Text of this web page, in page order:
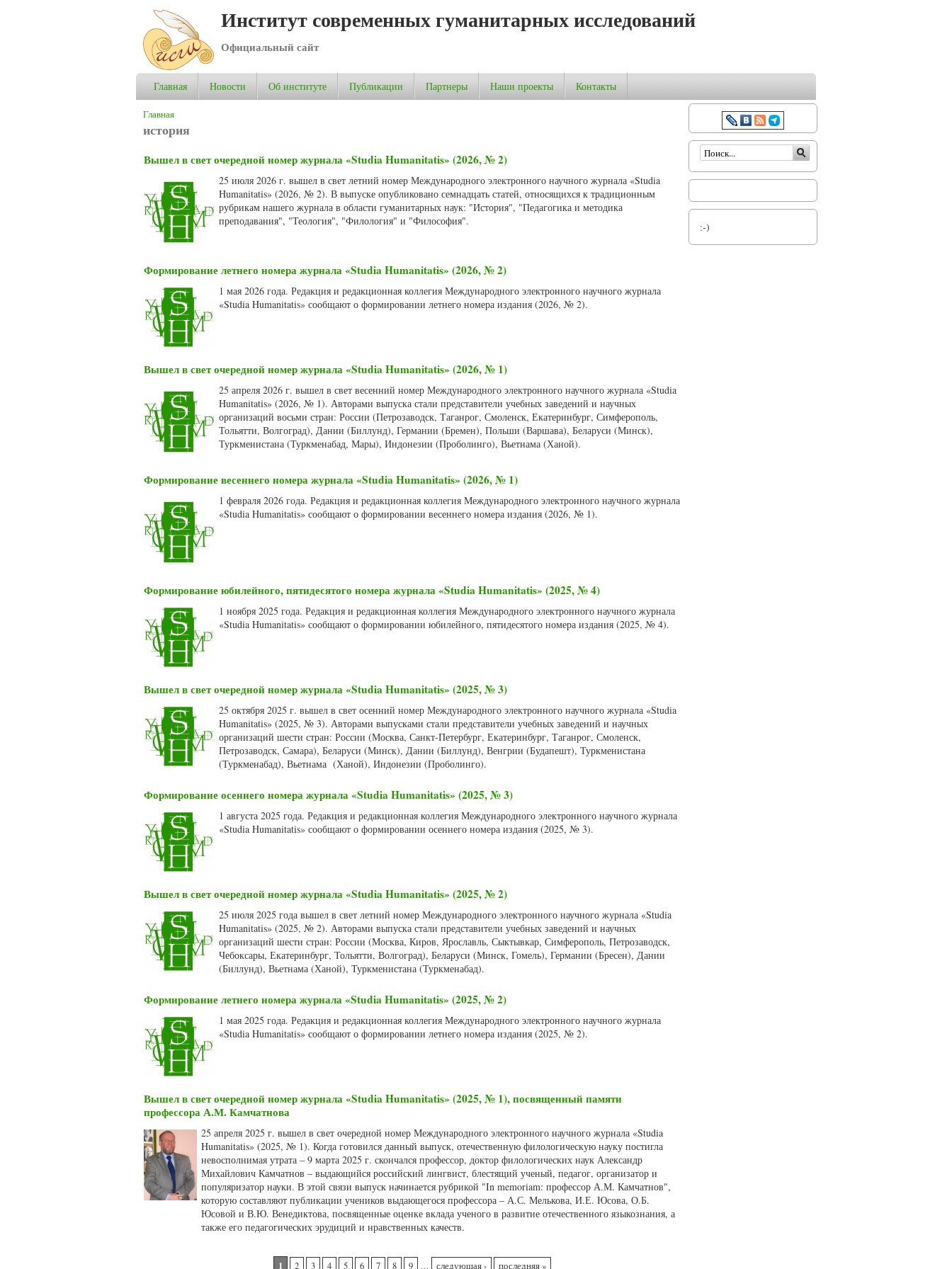
Институт современных гуманитарных исследований
Официальный сайт
Главная Новости Об институте Публикации Партнеры Наши проекты Контакты
Вы здесь
Главная
история
Вышел в свет очередной номер журнала «Studia Humanitatis» (2026, № 2)
25 июля 2026 г. вышел в свет летний номер Международного электронного научного журнала «Studia
Humanitatis» (2026, № 2). В выпуске опубликовано семнадцать статей, относящихся к традиционным
рубрикам нашего журнала в области гуманитарных наук: "История", "Педагогика и методика
преподавания", "Теология", "Филология" и "Философия".
Формирование летнего номера журнала «Studia Humanitatis» (2026, № 2)
1 мая 2026 года. Редакция и редакционная коллегия Международного электронного научного журнала
«Studia Humanitatis» сообщают о формировании летнего номера издания (2026, № 2).
Вышел в свет очередной номер журнала «Studia Humanitatis» (2026, № 1)
25 апреля 2026 г. вышел в свет весенний номер Международного электронного научного журнала «Studia
Humanitatis» (2026, № 1). Авторами выпуска стали представители учебных заведений и научных
организаций восьми стран: России (Петрозаводск, Таганрог, Смоленск, Екатеринбург, Симферополь,
Тольятти, Волгоград), Дании (Биллунд), Германии (Бремен), Польши (Варшава), Беларуси (Минск),
Туркменистана (Туркменабад, Мары), Индонезии (Проболинго), Вьетнама (Ханой).
Формирование весеннего номера журнала «Studia Humanitatis» (2026, № 1)
1 февраля 2026 года. Редакция и редакционная коллегия Международного электронного научного журнала
«Studia Humanitatis» сообщают о формировании весеннего номера издания (2026, № 1).
Формирование юбилейного, пятидесятого номера журнала «Studia Humanitatis» (2025, № 4)
1 ноября 2025 года. Редакция и редакционная коллегия Международного электронного научного журнала
«Studia Humanitatis» сообщают о формировании юбилейного, пятидесятого номера издания (2025, № 4).
Вышел в свет очередной номер журнала «Studia Humanitatis» (2025, № 3)
25 октября 2025 г. вышел в свет осенний номер Международного электронного научного журнала «Studia
Humanitatis» (2025, № 3). Авторами выпусками стали представители учебных заведений и научных
организаций шести стран: России (Москва, Санкт-Петербург, Екатеринбург, Таганрог, Смоленск,
Петрозаводск, Самара), Беларуси (Минск), Дании (Биллунд), Венгрии (Будапешт), Туркменистана
(Туркменабад), Вьетнама (Ханой), Индонезии (Проболинго).
Формирование осеннего номера журнала «Studia Humanitatis» (2025, № 3)
1 августа 2025 года. Редакция и редакционная коллегия Международного электронного научного журнала
«Studia Humanitatis» сообщают о формировании осеннего номера издания (2025, № 3).
Вышел в свет очередной номер журнала «Studia Humanitatis» (2025, № 2)
25 июля 2025 года вышел в свет летний номер Международного электронного научного журнала «Studia
Humanitatis» (2025, № 2). Авторами выпуска стали представители учебных заведений и научных
организаций шести стран: России (Москва, Киров, Ярославль, Сыктывкар, Симферополь, Петрозаводск,
Чебоксары, Екатеринбург, Тольятти, Волгоград), Беларуси (Минск, Гомель), Германии (Бресен), Дании
(Биллунд), Вьетнама (Ханой), Туркменистана (Туркменабад).
Формирование летнего номера журнала «Studia Humanitatis» (2025, № 2)
1 мая 2025 года. Редакция и редакционная коллегия Международного электронного научного журнала
«Studia Humanitatis» сообщают о формировании летнего номера издания (2025, № 2).
Вышел в свет очередной номер журнала «Studia Humanitatis» (2025, № 1), посвященный памяти
профессора А.М. Камчатнова
25 апреля 2025 г. вышел в свет очередной номер Международного электронного научного журнала «Studia
Humanitatis» (2025, № 1). Когда готовился данный выпуск, отечественную филологическую науку постигла
невосполнимая утрата – 9 марта 2025 г. скончался профессор, доктор филологических наук Александр
Михайлович Камчатнов – выдающийся российский лингвист, блестящий ученый, педагог, организатор и
популяризатор науки. В этой связи выпуск начинается рубрикой "In memoriam: профессор А.М. Камчатнов",
которую составляют публикации учеников выдающегося профессора – А.С. Мелькова, И.Е. Юсова, О.Б.
Юсовой и В.Ю. Венедиктова, посвященные оценке вклада ученого в развитие отечественного языкознания, а
также его педагогических эрудиций и нравственных качеств.
1 2 3 4 5 6 7 8 9 … следующая › последняя »
Форма поиска
:-)